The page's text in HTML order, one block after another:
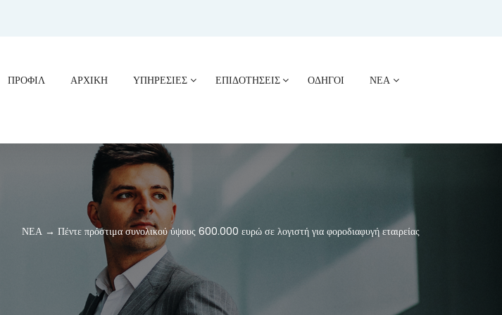
ΠΡΟΦΊΛ ΑΡΧΙΚΗ ΥΠΗΡΕΣΙΕΣ ΕΠΙΔΟΤΗΣΕΙΣ ΟΔΗΓΟΙ ΝΕΑ
ΝΕΑ → Πέντε πρόστιμα συνολικού ύψους 600.000 ευρώ σε λογιστή για φοροδιαφυγή εταιρείας